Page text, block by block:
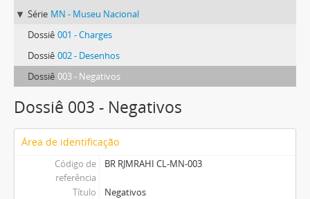
Série MN - Museu Nacional
Dossiê 001 - Charges
Dossiê 002 - Desenhos
Dossiê 003 - Negativos
Dossiê 003 - Negativos
Área de identificação
Código de
referência
BR RJMRAHI CL-MN-003
Título
Negativos